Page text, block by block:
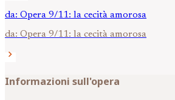
da: Opera 9/11: la cecità amorosa
da: Opera 9/11: la cecità amorosa
chevron_right
Informazioni sull'opera